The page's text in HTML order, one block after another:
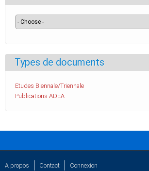
Types de documents
Etudes Biennale/Triennale
Publications ADEA
A propos Contact Connexion